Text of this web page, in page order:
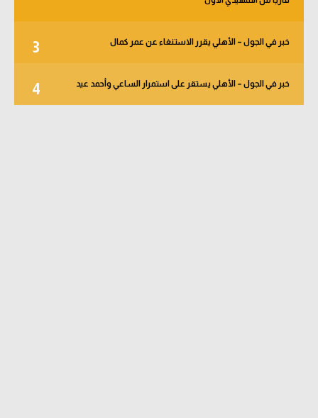
3 خبر في الجول – الأهلي يقرر الاستنغاء عن عمر كمال
4 خبر في الجول – الأهلي يستقر على استمرار الساعي وأحمد عيد